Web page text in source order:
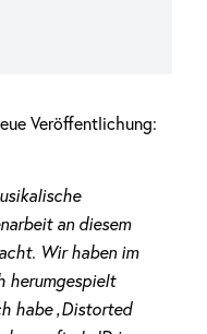
Veröffentlichung:
an diesem
Wir haben im
herumgespielt
habe ‚Distorted